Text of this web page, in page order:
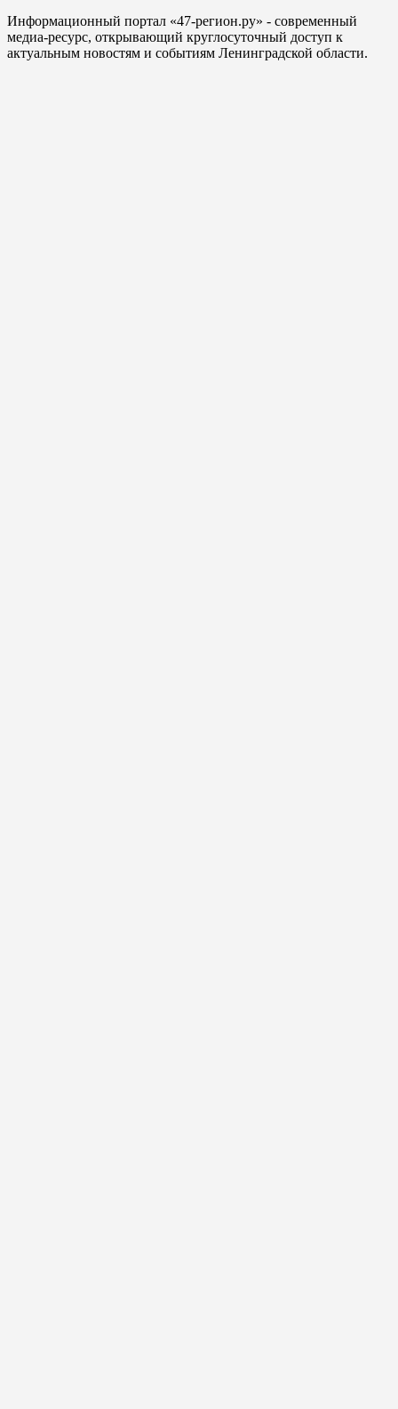
Информационный портал «47-регион.ру» - современный
медиа-ресурс, открывающий круглосуточный доступ к
актуальным новостям и событиям Ленинградской области.